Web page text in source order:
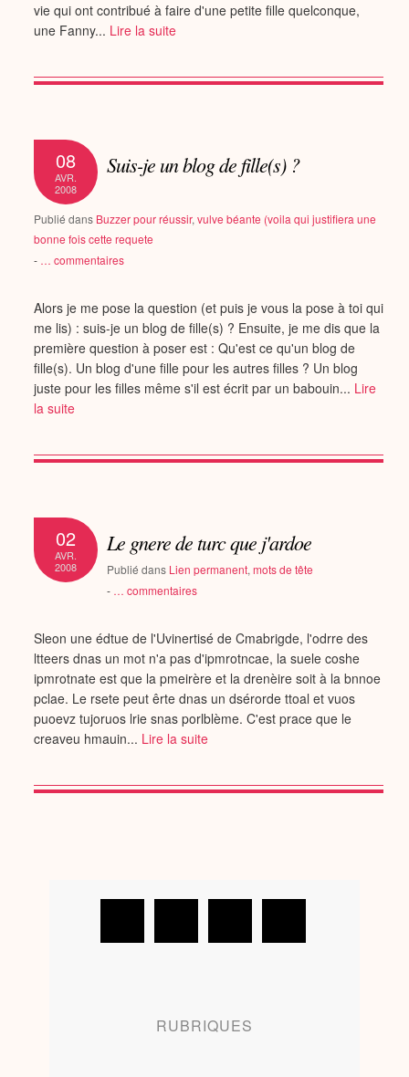
vie qui ont contribué à faire d'une petite fille quelconque,
une Fanny... Lire la suite
08
AVR.
2008
Suis-je un blog de fille(s) ?
Publié dans Buzzer pour réussir,vulve béante (voila qui justifiera une
bonne fois cette requete
- … commentaires
Alors je me pose la question (et puis je vous la pose à toi qui
me lis) : suis-je un blog de fille(s) ? Ensuite, je me dis que la
première question à poser est : Qu'est ce qu'un blog de
fille(s). Un blog d'une fille pour les autres filles ? Un blog
juste pour les filles même s'il est écrit par un babouin... Lire
la suite
02
AVR.
2008
Le gnere de turc que j'ardoe
Publié dans Lien permanent,mots de tête
- … commentaires
Sleon une édtue de l'Uvinertisé de Cmabrigde, l'odrre des
ltteers dnas un mot n'a pas d'ipmrotncae, la suele coshe
ipmrotnate est que la pmeirère et la drenèire soit à la bnnoe
pclae. Le rsete peut êrte dnas un dsérorde ttoal et vuos
puoevz tujoruos lrie snas porlblème. C'est prace que le
creaveu hmauin... Lire la suite
RUBRIQUES